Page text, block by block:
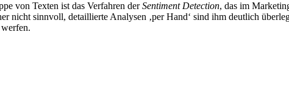
von Texten ist das Verfahren derSentiment Detection, das im
nicht sinnvoll, detaillierte Analysen ‚per Hand‘ sind ihm deutlich